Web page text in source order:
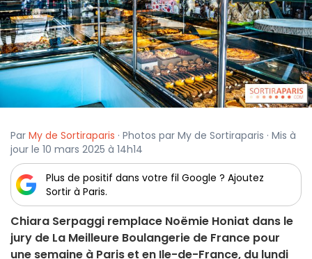
Par My de Sortiraparis · Photos par My de Sortiraparis · Mis à
jour le 10 mars 2025 à 14h14
Plus de positif dans votre fil Google ? Ajoutez
Sortir à Paris.
Chiara Serpaggi remplace Noëmie Honiat dans le
jury de La Meilleure Boulangerie de France pour
une semaine à Paris et en Ile-de-France, du lundi